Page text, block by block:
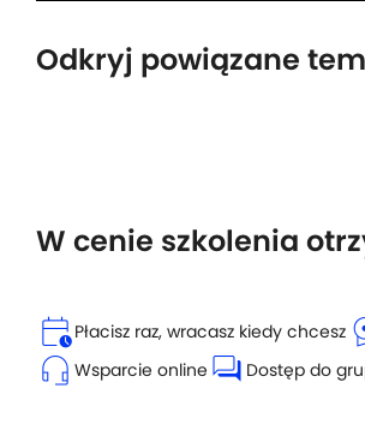
Odkryj powiązane
W cenie szkolenia
calendar_clockPłacisz raz, wracasz kiedy chcesz
headset_mic Wsparcie online forum Dostęp do